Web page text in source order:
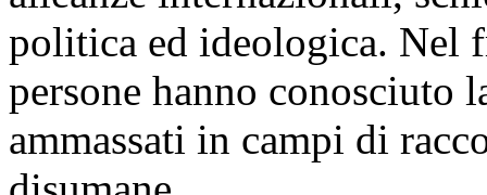
politica ed ideologica. Nel
persone hanno conosciuto
ammassati in campi di